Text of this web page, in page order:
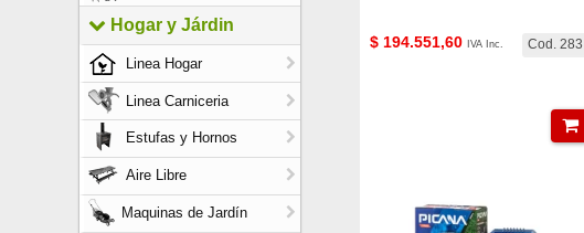
Hogar y Járdin
Linea Hogar
Linea Carniceria
Estufas y Hornos
Aire Libre
Maquinas de Jardín
Cod. 283
$ 194.551,60 IVA Inc.